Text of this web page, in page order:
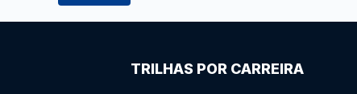
TRILHAS POR CARREIRA